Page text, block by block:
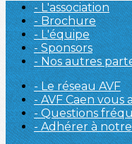
- L'association
- Brochure
- L'équipe
- Sponsors
- Nos autres
- Le réseau AVF
- AVF Caen vous
- Questions
- Adhérer à